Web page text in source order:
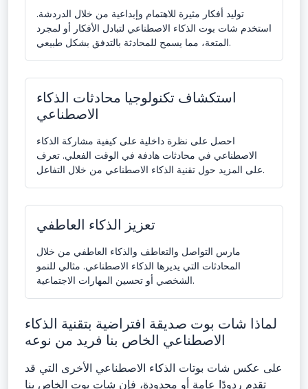
توليد أفكار مثيرة للاهتمام وإبداعية من خلال الدردشة.
استخدم شات بوت الذكاء الاصطناعي لتبادل الأفكار أو لمجرد
المتعة، مما يسمح للمحادثة بالتدفق بشكل طبيعي.
استكشاف تكنولوجيا محادثات الذكاء
الاصطناعي
احصل على نظرة داخلية على كيفية مشاركة الذكاء
الاصطناعي في محادثات هادفة في الوقت الفعلي. تعرف
على المزيد حول تقنية الذكاء الاصطناعي من خلال التفاعل.
تعزيز الذكاء العاطفي
مارس التواصل والتعاطف والذكاء العاطفي من خلال
المحادثات التي يديرها الذكاء الاصطناعي. مثالي للنمو
الشخصي أو تحسين المهارات الاجتماعية.
لماذا شات بوت صديقة افتراضية بتقنية الذكاء
الاصطناعي الخاص بنا فريد من نوعه
على عكس شات بوتات الذكاء الاصطناعي الأخرى التي قد
تقدم ردودًا عامة أو محدودة، فإن شات بوت الخاص بنا